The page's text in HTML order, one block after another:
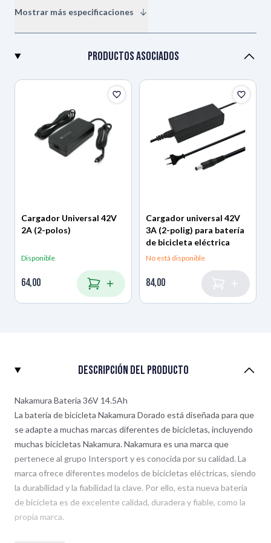
Tipo Compatible
Colocación Cuadro
Tecnología li-ion
2 años de garantía
del fabricante
Medidas
46 x 6,1 x 8,4
(LxBxH in cm)
Autonomía máxima 156
Mostrar más especificaciones
Productos asociados
Cargador Universal 42V
2A (2-polos)
Disponible
64,00 Añadir al carrito
Cargador universal 42V
3A (2-polig) para batería
de bicicleta eléctrica
No está disponible
84,00 Añadir al
Descripción del producto
Nakamura Bateria 36V 14.5Ah
La batería de bicicleta Nakamura Dorado está diseñada para que
se adapte a muchas marcas diferentes de bicicletas, incluyendo
muchas bicicletas Nakamura. Nakamura es una marca que
pertenece al grupo Intersport y es conocida por su calidad. La
marca ofrece diferentes modelos de bicicletas eléctricas, siendo
la durabilidad y la fiabilidad la clave. Por ello, esta nueva batería
de bicicleta es de excelente calidad, duradera y fiable, como la
propia marca.